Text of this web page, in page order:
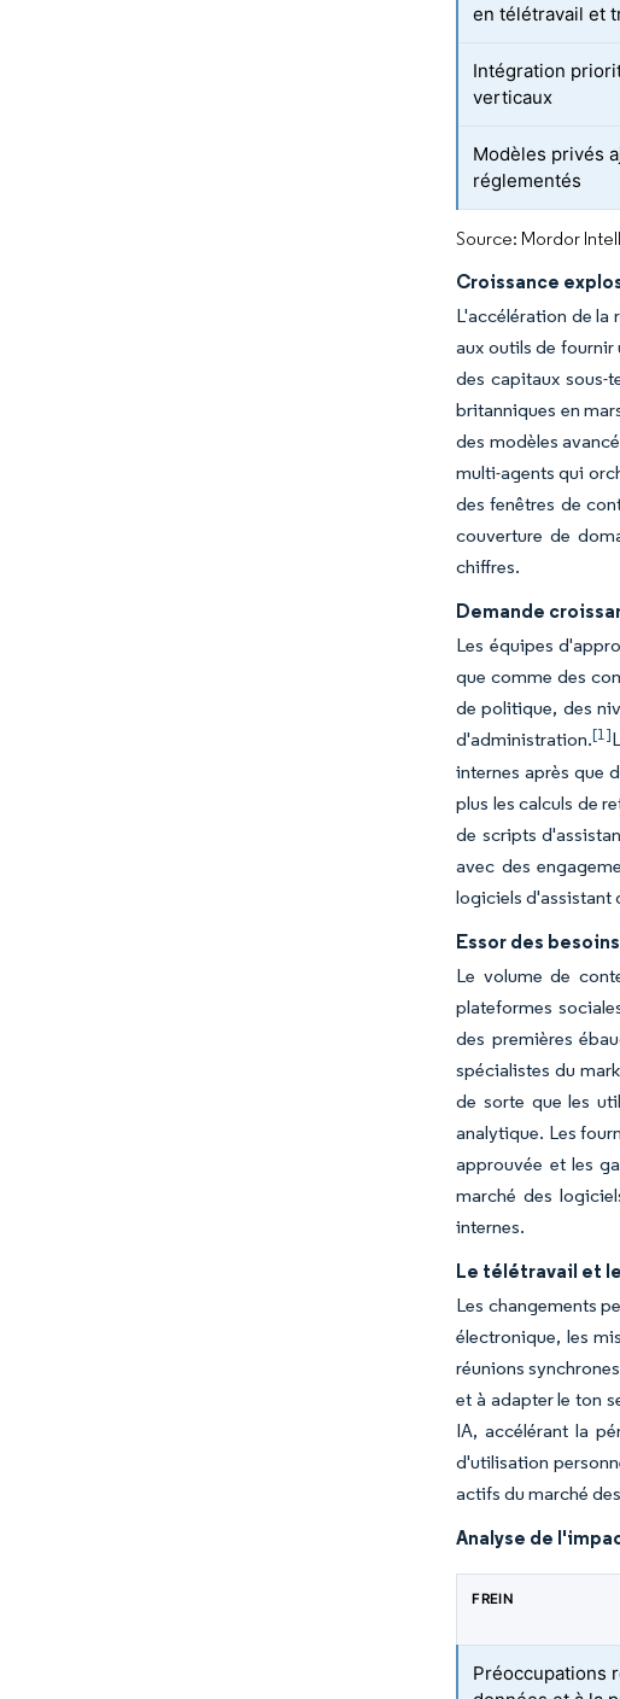
en télétravail et
Intégration
verticaux
Modèles privés
réglementés
Source: Mordor
Croissance
L'accélération de la
aux outils de
des capitaux sous-
britanniques en
des modèles
multi-agents qui
des fenêtres de
couverture de
chiffres.
Demande
Les équipes
que comme des
de politique, des
d'administration.[1]
internes après que
plus les calculs de
de scripts
avec des
logiciels d'assistant
Essor des
Le volume de
plateformes
des premières
spécialistes du
de sorte que les
analytique. Les
approuvée et les
marché des
internes.
Le télétravail et
Les changements
électronique, les
réunions
et à adapter le ton
IA, accélérant la
d'utilisation
actifs du marché
Analyse de
FREIN
Préoccupations